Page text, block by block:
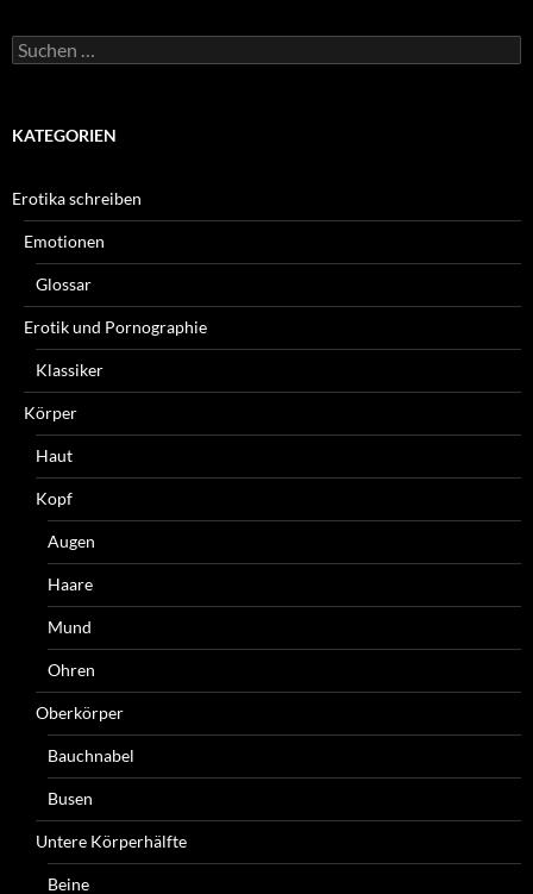
Suchen
nach:
KATEGORIEN
Erotika schreiben
Emotionen
Glossar
Erotik und Pornographie
Klassiker
Körper
Haut
Kopf
Augen
Haare
Mund
Ohren
Oberkörper
Bauchnabel
Busen
Untere Körperhälfte
Beine